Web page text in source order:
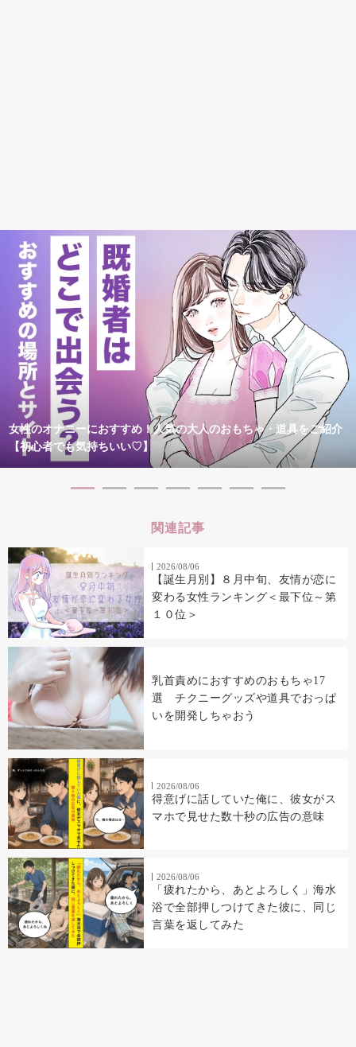
女性のオナニーにおすすめ！人気の大人のおもちゃ・道具をご紹介
【初心者でも気持ちいい♡】
関連記事
2026/08/06
【誕生月別】８月中旬、友情が恋に
変わる女性ランキング＜最下位～第
１０位＞
乳首責めにおすすめのおもちゃ17
選 チクニーグッズや道具でおっぱ
いを開発しちゃおう
2026/08/06
得意げに話していた俺に、彼女がス
マホで見せた数十秒の広告の意味
2026/08/06
「疲れたから、あとよろしく」海水
浴で全部押しつけてきた彼に、同じ
言葉を返してみた